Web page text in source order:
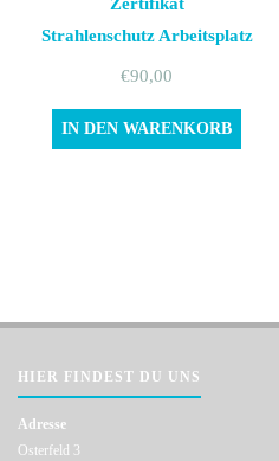
Strahlenschutz Arbeitsplatz
€90,00
IN DEN WARENKORB
HIER FINDEST DU UNS
Adresse
Osterfeld 3